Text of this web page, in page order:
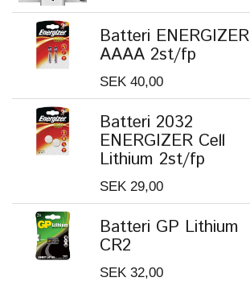
Batteri ENERGIZER
AAAA 2st/fp
SEK 40,00
Batteri 2032
ENERGIZER Cell
Lithium 2st/fp
SEK 29,00
Batteri GP Lithium
CR2
SEK 32,00